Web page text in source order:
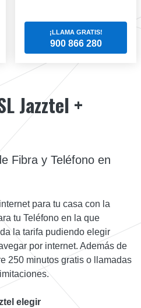
¡LLAMA GRATIS!
900 866 280
Jazztel +
Fibra y Teléfono en
para tu casa con la
tu Teléfono en la que
la tarifa pudiendo elegir
por internet. Además de
250 minutos gratis o llamadas
elegir